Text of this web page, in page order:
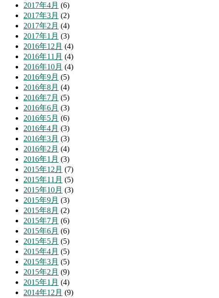
2017年4月 (6)
2017年3月 (2)
2017年2月 (4)
2017年1月 (3)
2016年12月 (4)
2016年11月 (4)
2016年10月 (4)
2016年9月 (5)
2016年8月 (4)
2016年7月 (5)
2016年6月 (3)
2016年5月 (6)
2016年4月 (3)
2016年3月 (3)
2016年2月 (4)
2016年1月 (3)
2015年12月 (7)
2015年11月 (5)
2015年10月 (3)
2015年9月 (3)
2015年8月 (2)
2015年7月 (6)
2015年6月 (6)
2015年5月 (5)
2015年4月 (5)
2015年3月 (5)
2015年2月 (9)
2015年1月 (4)
2014年12月 (9)